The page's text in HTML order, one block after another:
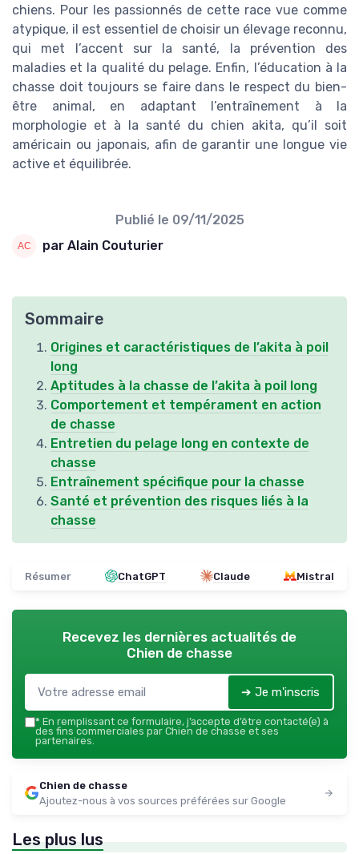
chiens. Pour les passionnés de cette race vue comme
atypique, il est essentiel de choisir un élevage reconnu,
qui met l’accent sur la santé, la prévention des
maladies et la qualité du pelage. Enfin, l’éducation à la
chasse doit toujours se faire dans le respect du bien-
être animal, en adaptant l’entraînement à la
morphologie et à la santé du chien akita, qu’il soit
américain ou japonais, afin de garantir une longue vie
active et équilibrée.
Publié le 09/11/2025
par Alain Couturier
Sommaire
Origines et caractéristiques de l’akita à poil
long
Aptitudes à la chasse de l’akita à poil long
Comportement et tempérament en action
de chasse
Entretien du pelage long en contexte de
chasse
Entraînement spécifique pour la chasse
Santé et prévention des risques liés à la
chasse
Résumer ChatGPT Claude Mistral
Recevez les dernières actualités de
Chien de chasse
➔ Je m'inscris
* En remplissant ce formulaire, j’accepte d’être contacté(e) à
des fins commerciales par Chien de chasse et ses
partenaires.
Chien de chasse
Ajoutez-nous à vos sources préférées sur Google
Les plus lus